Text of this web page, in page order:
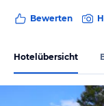
Bewerten
Hotelübersicht